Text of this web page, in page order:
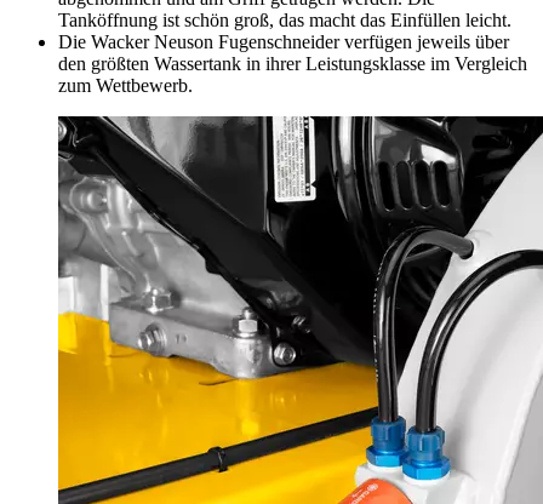
Tanköffnung ist schön groß, das macht das Einfüllen leicht.
Die Wacker Neuson Fugenschneider verfügen jeweils über
den größten Wassertank in ihrer Leistungsklasse im Vergleich
zum Wettbewerb.